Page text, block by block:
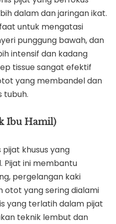
dalam dan jaringan ikat.
untuk mengatasi
punggung bawah, dan
intensif dan kadang
tissue sangat efektif
yang membandel dan
tubuh.
Ibu Hamil)
khusus yang
Pijat ini membantu
pergelangan kaki
otot yang sering dialami
yang terlatih dalam pijat
teknik lembut dan